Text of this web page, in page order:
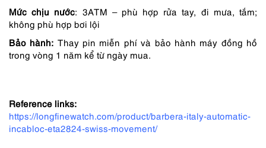
Mức chịu nước: 3ATM – phù hợp rửa tay, đi mưa, tắm;
không phù hợp bơi lội
Bảo hành: Thay pin miễn phí và bảo hành máy đồng hồ
trong vòng 1 năm kể từ ngày mua.
Reference links:
https://longfinewatch.com/product/barbera-italy-automatic-
incabloc-eta2824-swiss-movement/